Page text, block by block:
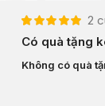
5.00
trên 5 dựa
trên đánh giá
2
Có quà tặng
Không có quà